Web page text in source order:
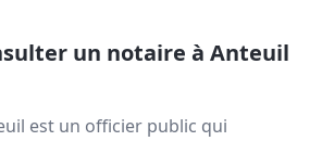
un notaire à Anteuil
est un officier public qui